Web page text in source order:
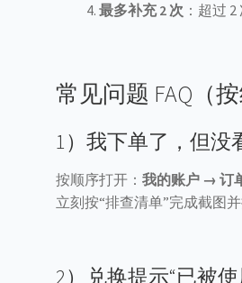
最多补充 2 次 ：超过
常见问题 FAQ（
1）我下单了，但没
按顺序打开：我的账户 → 订
立刻按“排查清单”完成截图并
2）兑换提示“已被使